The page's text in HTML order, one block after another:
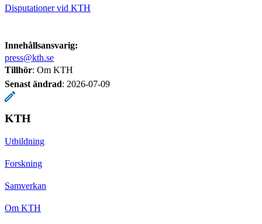
Disputationer vid KTH
Innehållsansvarig:
press@kth.se
Tillhör: Om KTH
Senast ändrad: 2026-07-09
KTH
Utbildning
Forskning
Samverkan
Om KTH